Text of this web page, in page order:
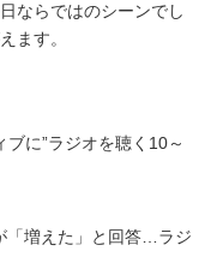
ならではのシーンでし
ます。
に”ラジオを聴く10～
「増えた」と回答…ラジ